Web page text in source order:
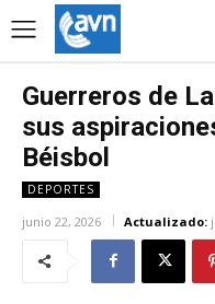
Guerreros de
sus
Béisbol
DEPORTES
junio 22, 2026 Actualizado: